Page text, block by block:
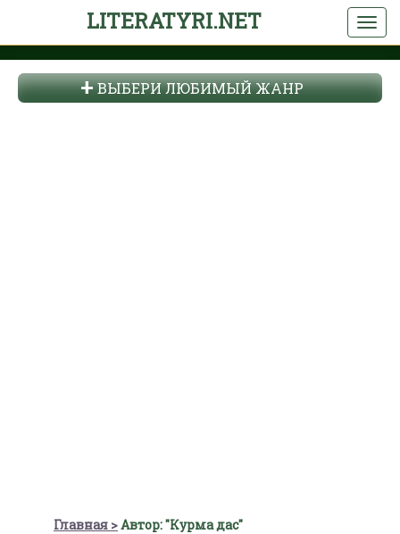
LITERATYRI.NET
ВЫБЕРИ ЛЮБИМЫЙ ЖАНР
Главная Автор: "Курма дас"